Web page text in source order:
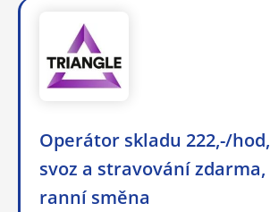
Operátor skladu 222,-/hod,
svoz a stravování zdarma,
ranní směna